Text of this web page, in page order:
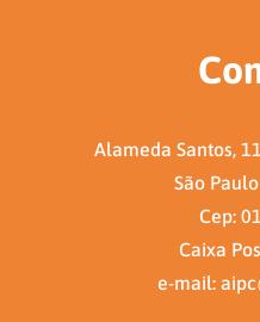
Alameda Santos,
São
Cep:
Caixa
e-mail: